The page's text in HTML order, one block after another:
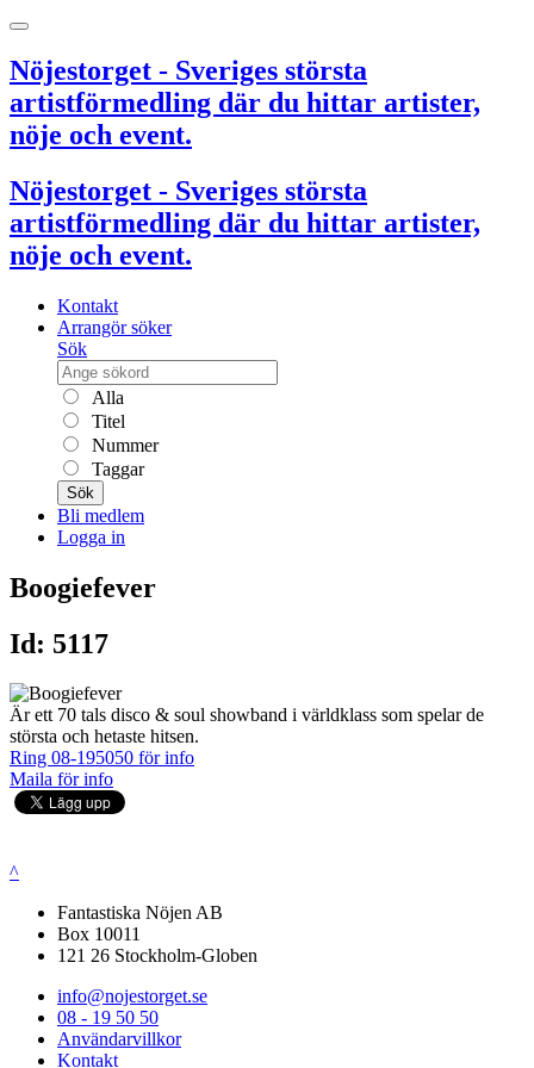
Nöjestorget - Sveriges största
artistförmedling där du hittar artister,
nöje och event.
Nöjestorget - Sveriges största
artistförmedling där du hittar artister,
nöje och event.
Kontakt
Arrangör söker
Sök
Alla
Titel
Nummer
Taggar
Sök
Bli medlem
Logga in
Boogiefever
Id: 5117
Är ett 70 tals disco & soul showband i världklass som spelar de
största och hetaste hitsen.
Ring 08-195050 för info
Maila för info
^
Fantastiska Nöjen AB
Box 10011
121 26 Stockholm-Globen
info@nojestorget.se
08 - 19 50 50
Användarvillkor
Kontakt